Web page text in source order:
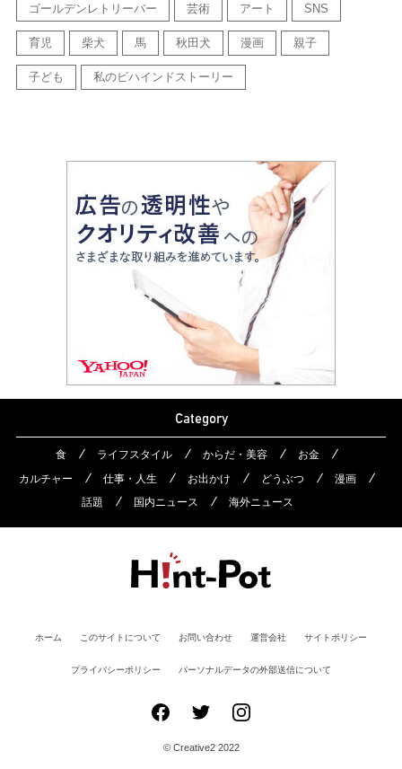
ゴールデンレトリーバー 芸術 アート SNS
育児 柴犬 馬 秋田犬 漫画 親子
子ども 私のビハインドストーリー
Category
食 ライフスタイル からだ・美容
お金
カルチャー
仕事・人生 お出かけ どうぶつ
漫画
話題
国内ニュース 海外ニュース
ホーム このサイトについて お問い合わせ 運営会社 サイトポリシー
プライバシーポリシー パーソナルデータの外部送信について
© Creative2 2022